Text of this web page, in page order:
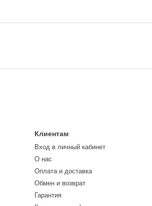
Клиентам
Вход в личный кабинет
О нас
Оплата и доставка
Обмен и возврат
Гарантия